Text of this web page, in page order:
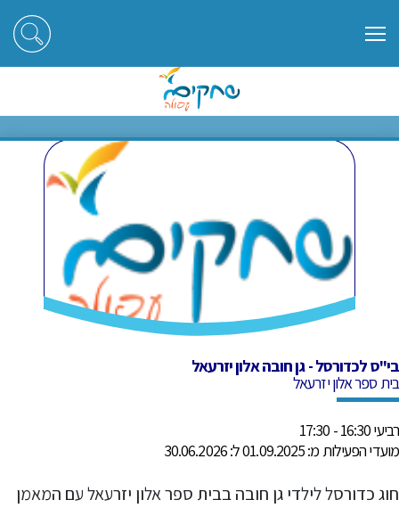
בי"ס לכדורסל - גן חובה אלון
יזרעאל
בי"ס לכדורסל - גן חובה אלון יזרעאל
בית ספר אלון יזרעאל
רביעי 16:30 - 17:30
מועדי הפעילות מ: 01.09.2025 ל: 30.06.2026
חוג כדורסל לילדי גן חובה בבית ספר אלון יזרעאל עם המאמן